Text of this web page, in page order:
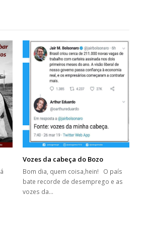
Vozes da cabeça do Bozo
Bom dia, quem coisa,hein! O país
bate recorde de desemprego e as
vozes da…